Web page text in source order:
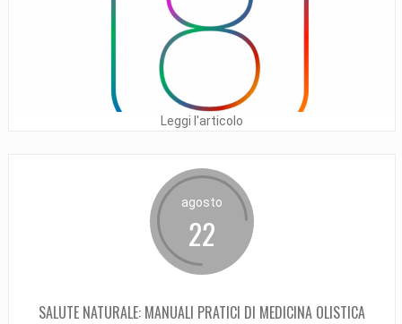
Leggi l'articolo
agosto
22
SALUTE NATURALE: MANUALI PRATICI DI MEDICINA OLISTICA